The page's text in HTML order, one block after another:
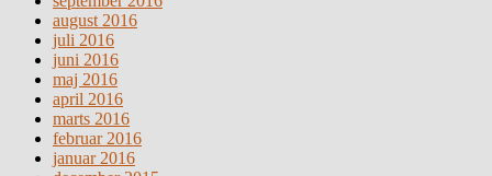
august 2016
juli 2016
juni 2016
maj 2016
april 2016
marts 2016
februar 2016
januar 2016